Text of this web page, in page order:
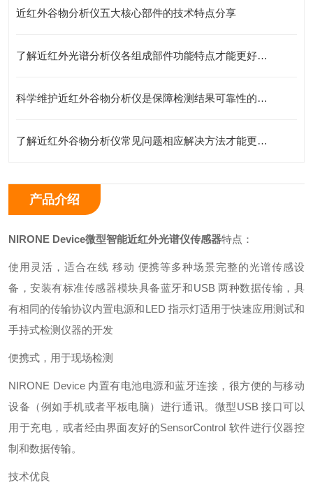
近红外谷物分析仪五大核心部件的技术特点分享
了解近红外光谱分析仪各组成部件功能特点才能更好的使用它
科学维护近红外谷物分析仪是保障检测结果可靠性的关键
了解近红外谷物分析仪常见问题相应解决方法才能更好的使用它
产品介绍
NIRONE Device微型智能近红外光谱仪传感器特点：
使用灵活，适合在线 移动 便携等多种场景完整的光谱传感设
备，安装有标准传感器模块具备蓝牙和USB 两种数据传输，具
有相同的传输协议内置电源和LED 指示灯适用于快速应用测试和
手持式检测仪器的开发
便携式，用于现场检测
NIRONE Device 内置有电池电源和蓝牙连接，很方便的与移动
设备（例如手机或者平板电脑）进行通讯。微型USB 接口可以
用于充电，或者经由界面友好的SensorControl 软件进行仪器控
制和数据传输。
技术优良